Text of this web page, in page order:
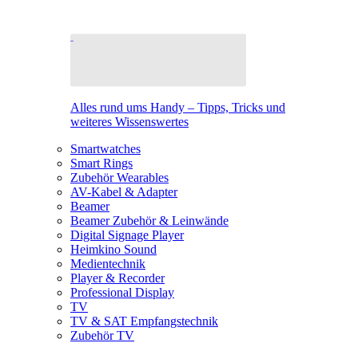
Alles rund ums Handy – Tipps, Tricks und
weiteres Wissenswertes
Smartwatches
Smart Rings
Zubehör Wearables
AV-Kabel & Adapter
Beamer
Beamer Zubehör & Leinwände
Digital Signage Player
Heimkino Sound
Medientechnik
Player & Recorder
Professional Display
TV
TV & SAT Empfangstechnik
Zubehör TV